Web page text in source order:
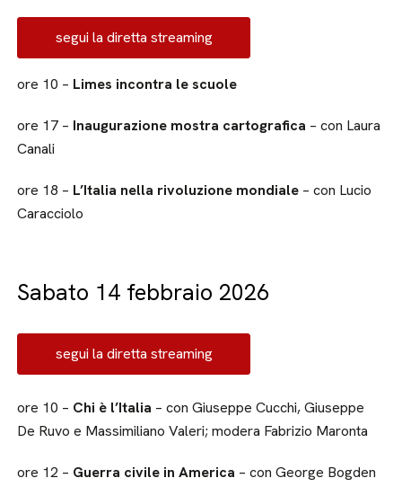
segui la diretta streaming
ore 10 – Limes incontra le scuole
ore 17 – Inaugurazione mostra cartografica – con Laura
Canali
ore 18 – L’Italia nella rivoluzione mondiale – con Lucio
Caracciolo
Sabato 14 febbraio 2026
segui la diretta streaming
ore 10 – Chi è l’Italia – con Giuseppe Cucchi, Giuseppe
De Ruvo e Massimiliano Valeri; modera Fabrizio Maronta
ore 12 – Guerra civile in America – con George Bogden